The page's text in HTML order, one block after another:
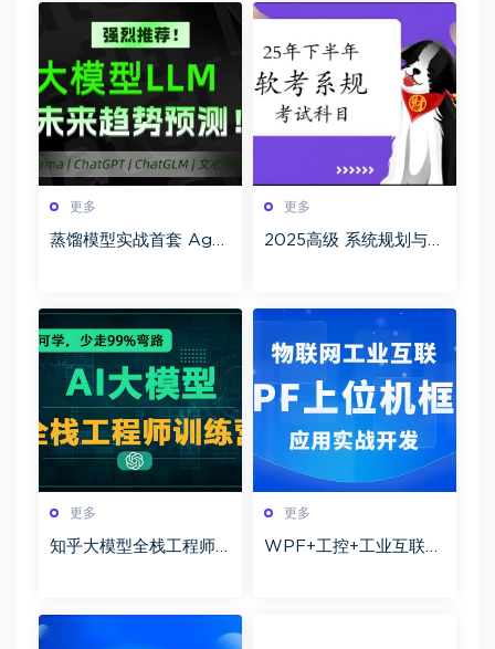
更多
蒸馏模型实战首套 Age
技能体系
更多
2025高级 系统规划与管
更多
知乎大模型全栈工程师
更多
WPF+工控+工业互联